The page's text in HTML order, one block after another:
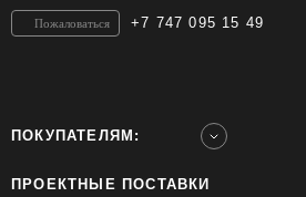
+7 747 095 15 49
Пожаловаться
ПОКУПАТЕЛЯМ:
ПРОЕКТНЫЕ ПОСТАВКИ